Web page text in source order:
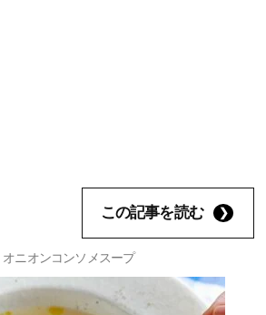
この記事を読む
ニオンコンソメスープ